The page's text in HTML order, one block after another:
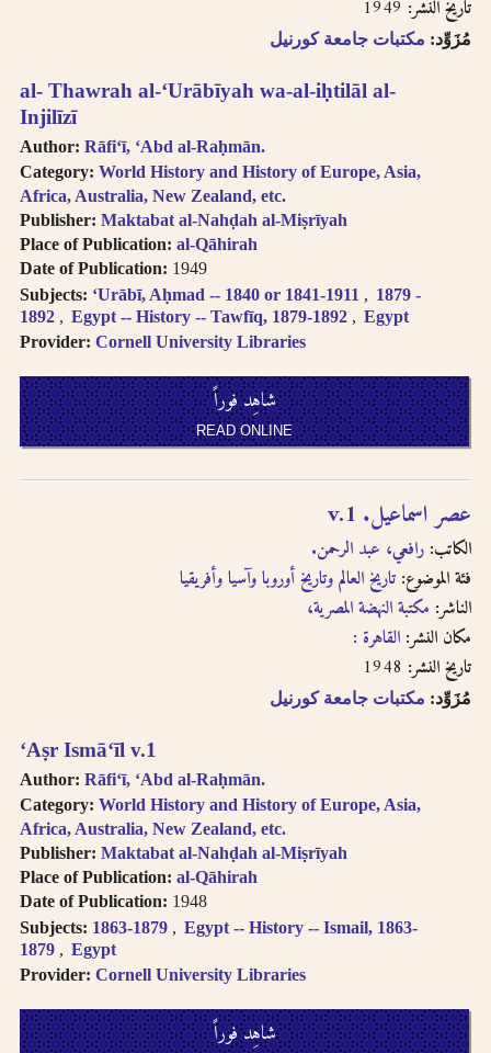
al- Thawrah al-ʻUrābīyah wa-al-iḥtilāl al-
Injilīzī
Author: Rāfiʻī, ʻAbd al-Raḥmān.
Category: World History and History of Europe, Asia,
Africa, Australia, New Zealand, etc.
Publisher: Maktabat al-Nahḍah al-Miṣrīyah
Place of Publication: al-Qāhirah
Date of Publication: 1949
Subjects: ʻUrābī, Aḥmad -- 1840 or 1841-1911
1879 -
1892
Egypt -- History -- Tawfīq, 1879-1892
Egypt
Provider: Cornell University Libraries
شاهِد فوراً
READ ONLINE
تاريخ النشر:
مُزَوِّد: مكتبات جامعة كورنيل
ʻAṣr Ismāʻīl v.1
Author: Rāfiʻī, ʻAbd al-Raḥmān.
Category: World History and History of Europe, Asia,
Africa, Australia, New Zealand, etc.
Publisher: Maktabat al-Nahḍah al-Miṣrīyah
Place of Publication: al-Qāhirah
Date of Publication: 1948
Subjects: 1863-1879
Egypt -- History -- Ismail, 1863-
1879
Egypt
Provider: Cornell University Libraries
شاهِد فوراً
عصر اسماعيل. v.1
الكاتب: رافعي، عبد الرحمن.
فئة الموضوع: تاريخ العالم وتاريخ أوروبا وآسيا وأفريقيا
الناشر: مكتبة النهضة المصرية،
مكان النشر: القاهرة :
تاريخ النشر:
مُزَوِّد: مكتبات جامعة كورنيل